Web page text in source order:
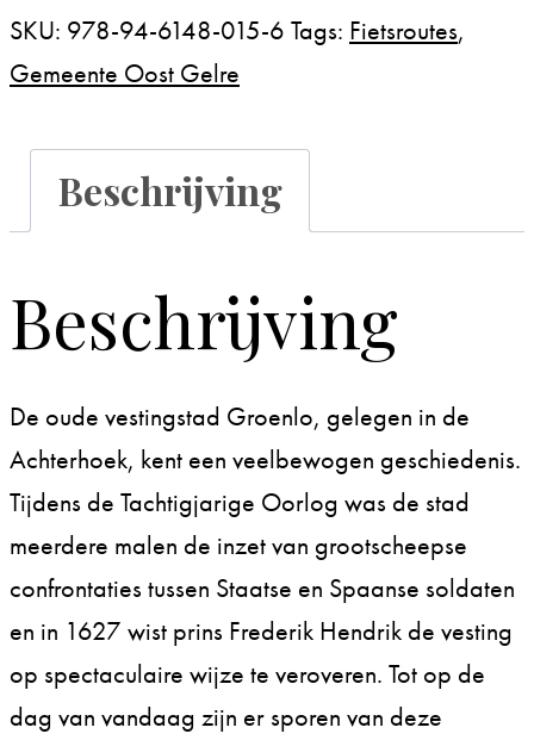
cultuurhistorische
fietstocht
SKU: 978-94-6148-015-6 Tags: Fietsroutes,
Gemeente Oost Gelre
Beschrijving
Beschrijving
De oude vestingstad Groenlo, gelegen in de
Achterhoek, kent een veelbewogen geschiedenis.
Tijdens de Tachtigjarige Oorlog was de stad
meerdere malen de inzet van grootscheepse
confrontaties tussen Staatse en Spaanse soldaten
en in 1627 wist prins Frederik Hendrik de vesting
op spectaculaire wijze te veroveren. Tot op de
dag van vandaag zijn er sporen van deze